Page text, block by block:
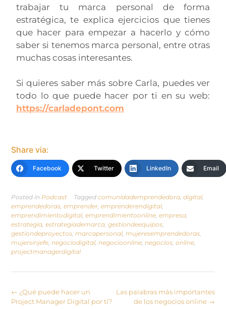
trabajar tu marca personal de forma
estratégica, te explica ejercicios que tienes
que hacer para empezar a hacerlo y cómo
saber si tenemos marca personal, entre otras
muchas cosas interesantes.
Si quieres saber más sobre Carla, puedes ver
todo lo que puede hacer por ti en su web:
https://carladepont.com
Share via:
Facebook Twitter LinkedIn Email
Posted in Podcast Tagged comunidademprendedora digital
emprendedoras emprender emprenderendigital
emprendimientodigital emprendimientoonline empresa
estrategia estrategiademarca gestiondeequipos
gestiondeproyectos marcapersonal mujeresemprendedoras
mujersinjefe negociodigital negocioonline negocios online
projectmanagerdigital
← ¿Qué puede hacer un
Project Manager Digital por tí?
Las palabras más importantes
de los negocios online →